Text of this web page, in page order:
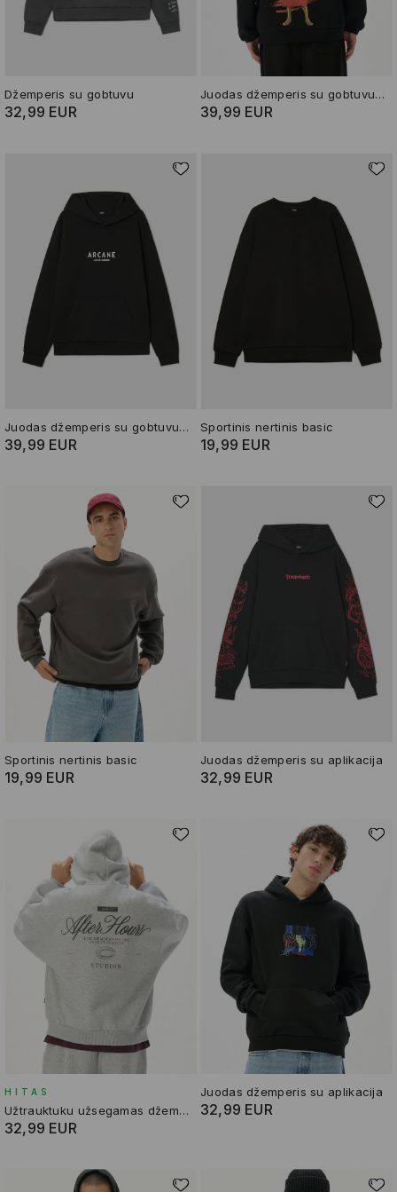
Džemperis su gobtuvu
32,99 EUR
Juodas džemperis su gobtuvu ir piešiniu Zuko - Avatar The Last Airbender
39,99 EUR
Juodas džemperis su gobtuvu Arcane
39,99 EUR
Sportinis nertinis basic
19,99 EUR
Sportinis nertinis basic
19,99 EUR
Juodas džemperis su aplikacija
32,99 EUR
HITAS
Užtrauktuku užsegamas džemperis su gobtuvu ir piešiniu
32,99 EUR
Juodas džemperis su aplikacija
32,99 EUR